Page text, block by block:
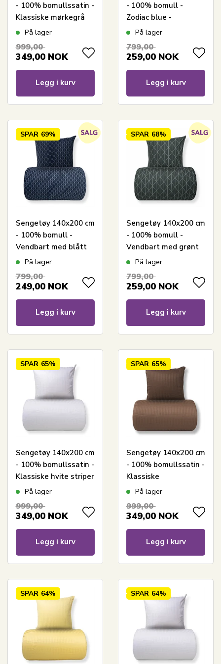
- 100% bomullssatin -
Klassiske mørkegrå
striper
På lager
999,00
349,00 NOK
Legg i kurv
- 100% bomull -
Zodiac blue -
Vendbart med
På lager
799,00
259,00 NOK
Legg i kurv
SPAR 69%
Sengetøy 140x200 cm
- 100% bomull -
Vendbart med blått
harlequin-design
På lager
799,00
249,00 NOK
Legg i kurv
SPAR 68%
Sengetøy 140x200 cm
- 100% bomull -
Vendbart med grønt
harlequin-design
På lager
799,00
259,00 NOK
Legg i kurv
SPAR 65%
Sengetøy 140x200 cm
- 100% bomullssatin -
Klassiske hvite striper
På lager
999,00
349,00 NOK
Legg i kurv
SPAR 65%
Sengetøy 140x200 cm
- 100% bomullssatin -
Klassiske
okkerfargede striper
På lager
999,00
349,00 NOK
Legg i kurv
SPAR 64% SPAR 64%